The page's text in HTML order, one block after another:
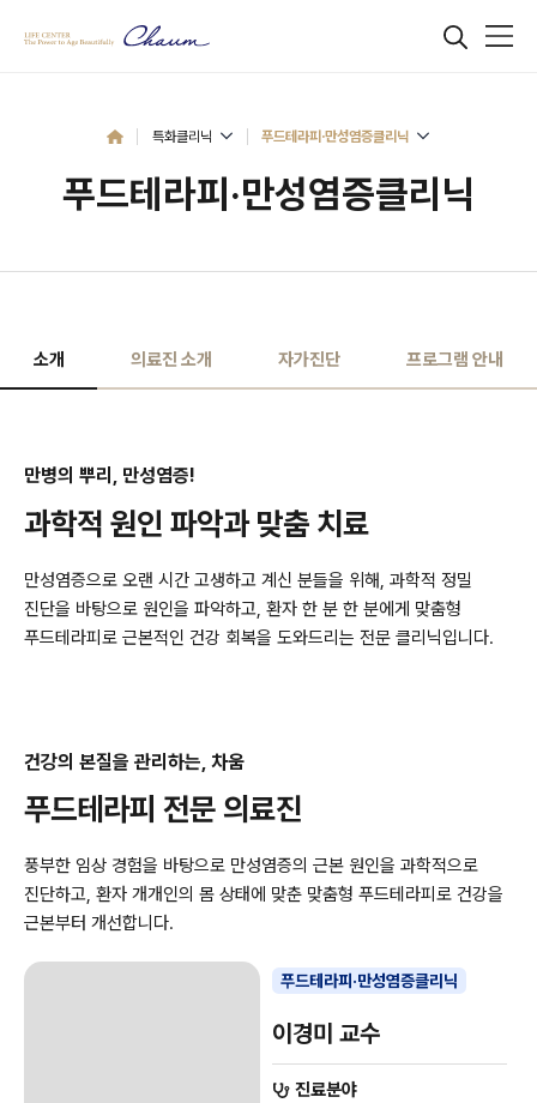
특화클리닉 푸드테라피·만성염증클리닉
푸드테라피·만성염증클리닉
소개 의료진 소개 자가진단 프로그램 안내
만병의 뿌리, 만성염증!
과학적 원인 파악과 맞춤 치료
만성염증으로 오랜 시간 고생하고 계신 분들을 위해, 과학적 정밀
진단을 바탕으로 원인을 파악하고, 환자 한 분 한 분에게 맞춤형
푸드테라피로 근본적인 건강 회복을 도와드리는 전문 클리닉입니다.
건강의 본질을 관리하는, 차움
푸드테라피 전문 의료진
풍부한 임상 경험을 바탕으로 만성염증의 근본 원인을 과학적으로
진단하고, 환자 개개인의 몸 상태에 맞춘 맞춤형 푸드테라피로 건강을
근본부터 개선합니다.
푸드테라피·만성염증클리닉
이경미 교수
진료분야